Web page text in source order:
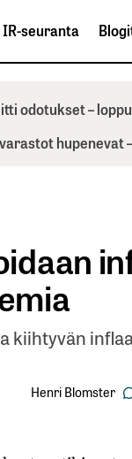
IR-seuranta
odotukset –
kiihtyvän
Henri Blomster